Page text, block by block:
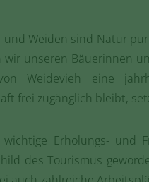
und Weiden sind Natur
wir unseren Bäuerinnen
Weidevieh eine
frei zugänglich bleibt,
Erholungs- und
des Tourismus